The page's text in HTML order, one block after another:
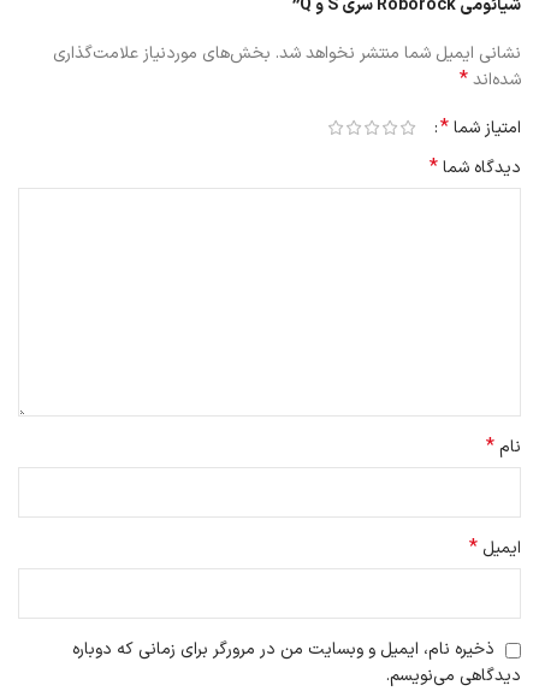
شیائومی Roborock سری S و Q”
نشانی ایمیل شما منتشر نخواهد شد. بخش‌های موردنیاز علامت‌گذاری
شده‌اند*
امتیاز شما*
دیدگاه شما*
نام*
ایمیل *
ذخیره نام، ایمیل و وبسایت من در مرورگر برای زمانی که دوباره
دیدگاهی می‌نویسم.